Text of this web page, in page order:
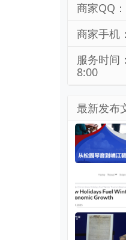
商家QQ
商家手
服务时间
8:00
最新发布